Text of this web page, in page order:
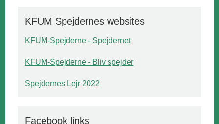
KFUM Spejdernes websites
KFUM-Spejderne - Spejdernet
KFUM-Spejderne - Bliv spejder
Spejdernes Lejr 2022
Facebook links